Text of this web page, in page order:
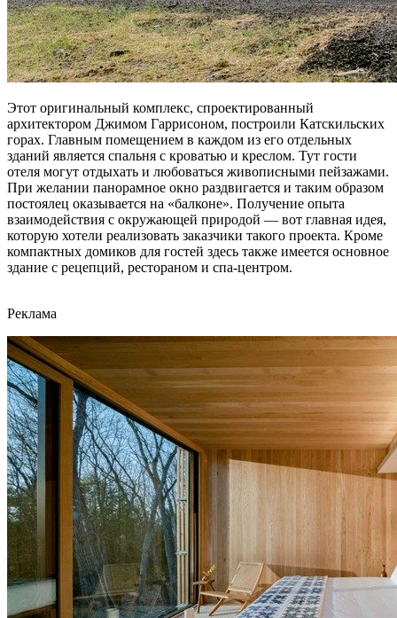
Этот оригинальный комплекс, спроектированный
архитектором Джимом Гаррисоном, построили Катскильских
горах. Главным помещением в каждом из его отдельных
зданий является спальня с кроватью и креслом. Тут гости
отеля могут отдыхать и любоваться живописными пейзажами.
При желании панорамное окно раздвигается и таким образом
постоялец оказывается на «балконе». Получение опыта
взаимодействия с окружающей природой — вот главная идея,
которую хотели реализовать заказчики такого проекта. Кроме
компактных домиков для гостей здесь также имеется основное
здание с рецепций, рестораном и спа-центром.
Реклама